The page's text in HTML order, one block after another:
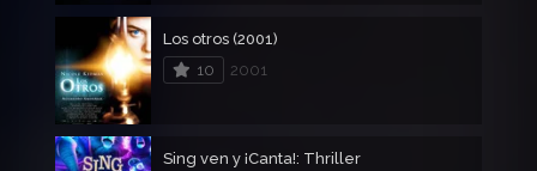
Los otros (2001)
10
2001
Sing ven y ¡Canta!: Thriller